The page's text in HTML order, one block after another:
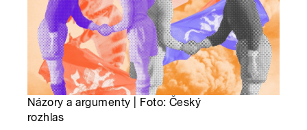
Názory a argumenty | Foto: Český
rozhlas